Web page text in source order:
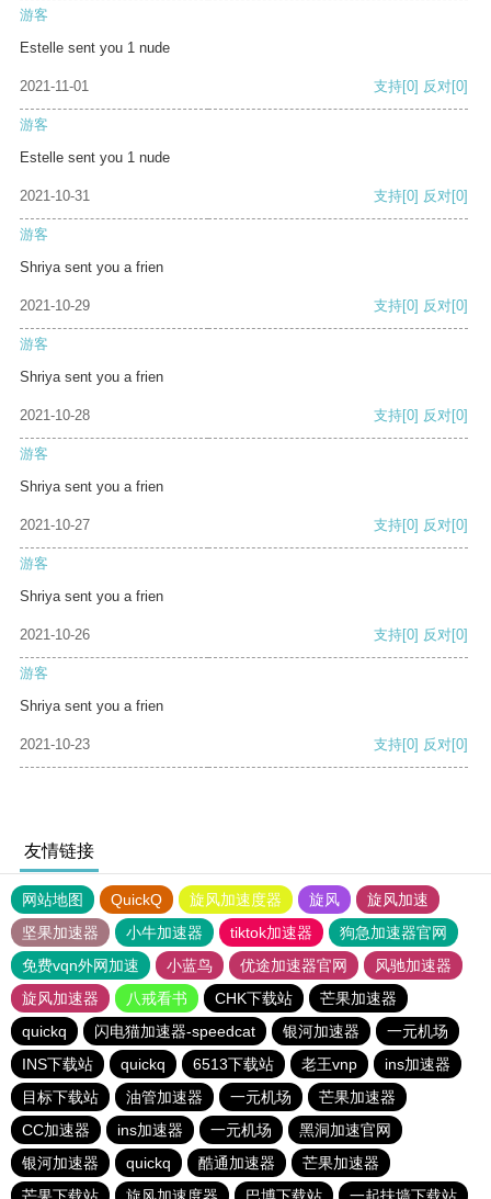
游客
Estelle sent you 1 nude
2021-11-01 支持[0] 反对[0]
游客
Estelle sent you 1 nude
2021-10-31 支持[0] 反对[0]
游客
Shriya sent you a frien
2021-10-29 支持[0] 反对[0]
游客
Shriya sent you a frien
2021-10-28 支持[0] 反对[0]
游客
Shriya sent you a frien
2021-10-27 支持[0] 反对[0]
游客
Shriya sent you a frien
2021-10-26 支持[0] 反对[0]
游客
Shriya sent you a frien
2021-10-23 支持[0] 反对[0]
友情链接
网站地图 QuickQ 旋风加速度器 旋风
旋风加速
坚果加速器
小牛加速器 tiktok加速器
狗急加速器官网
免费vqn外网加速
小蓝鸟 优途加速器官网
风驰加速器
旋风加速器
八戒看书 CHK下载站
芒果加速器
quickq
闪电猫加速器-speedcat 银河加速器
一元机场
INS下载站
quickq 6513下载站 老王vnp
ins加速器
目标下载站
油管加速器 一元机场
芒果加速器
CC加速器
ins加速器 一元机场
黑洞加速官网
银河加速器
quickq 酷通加速器
芒果加速器